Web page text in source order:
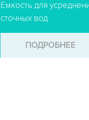
Емкость для
сточных вод
ПОДРОБНЕЕ